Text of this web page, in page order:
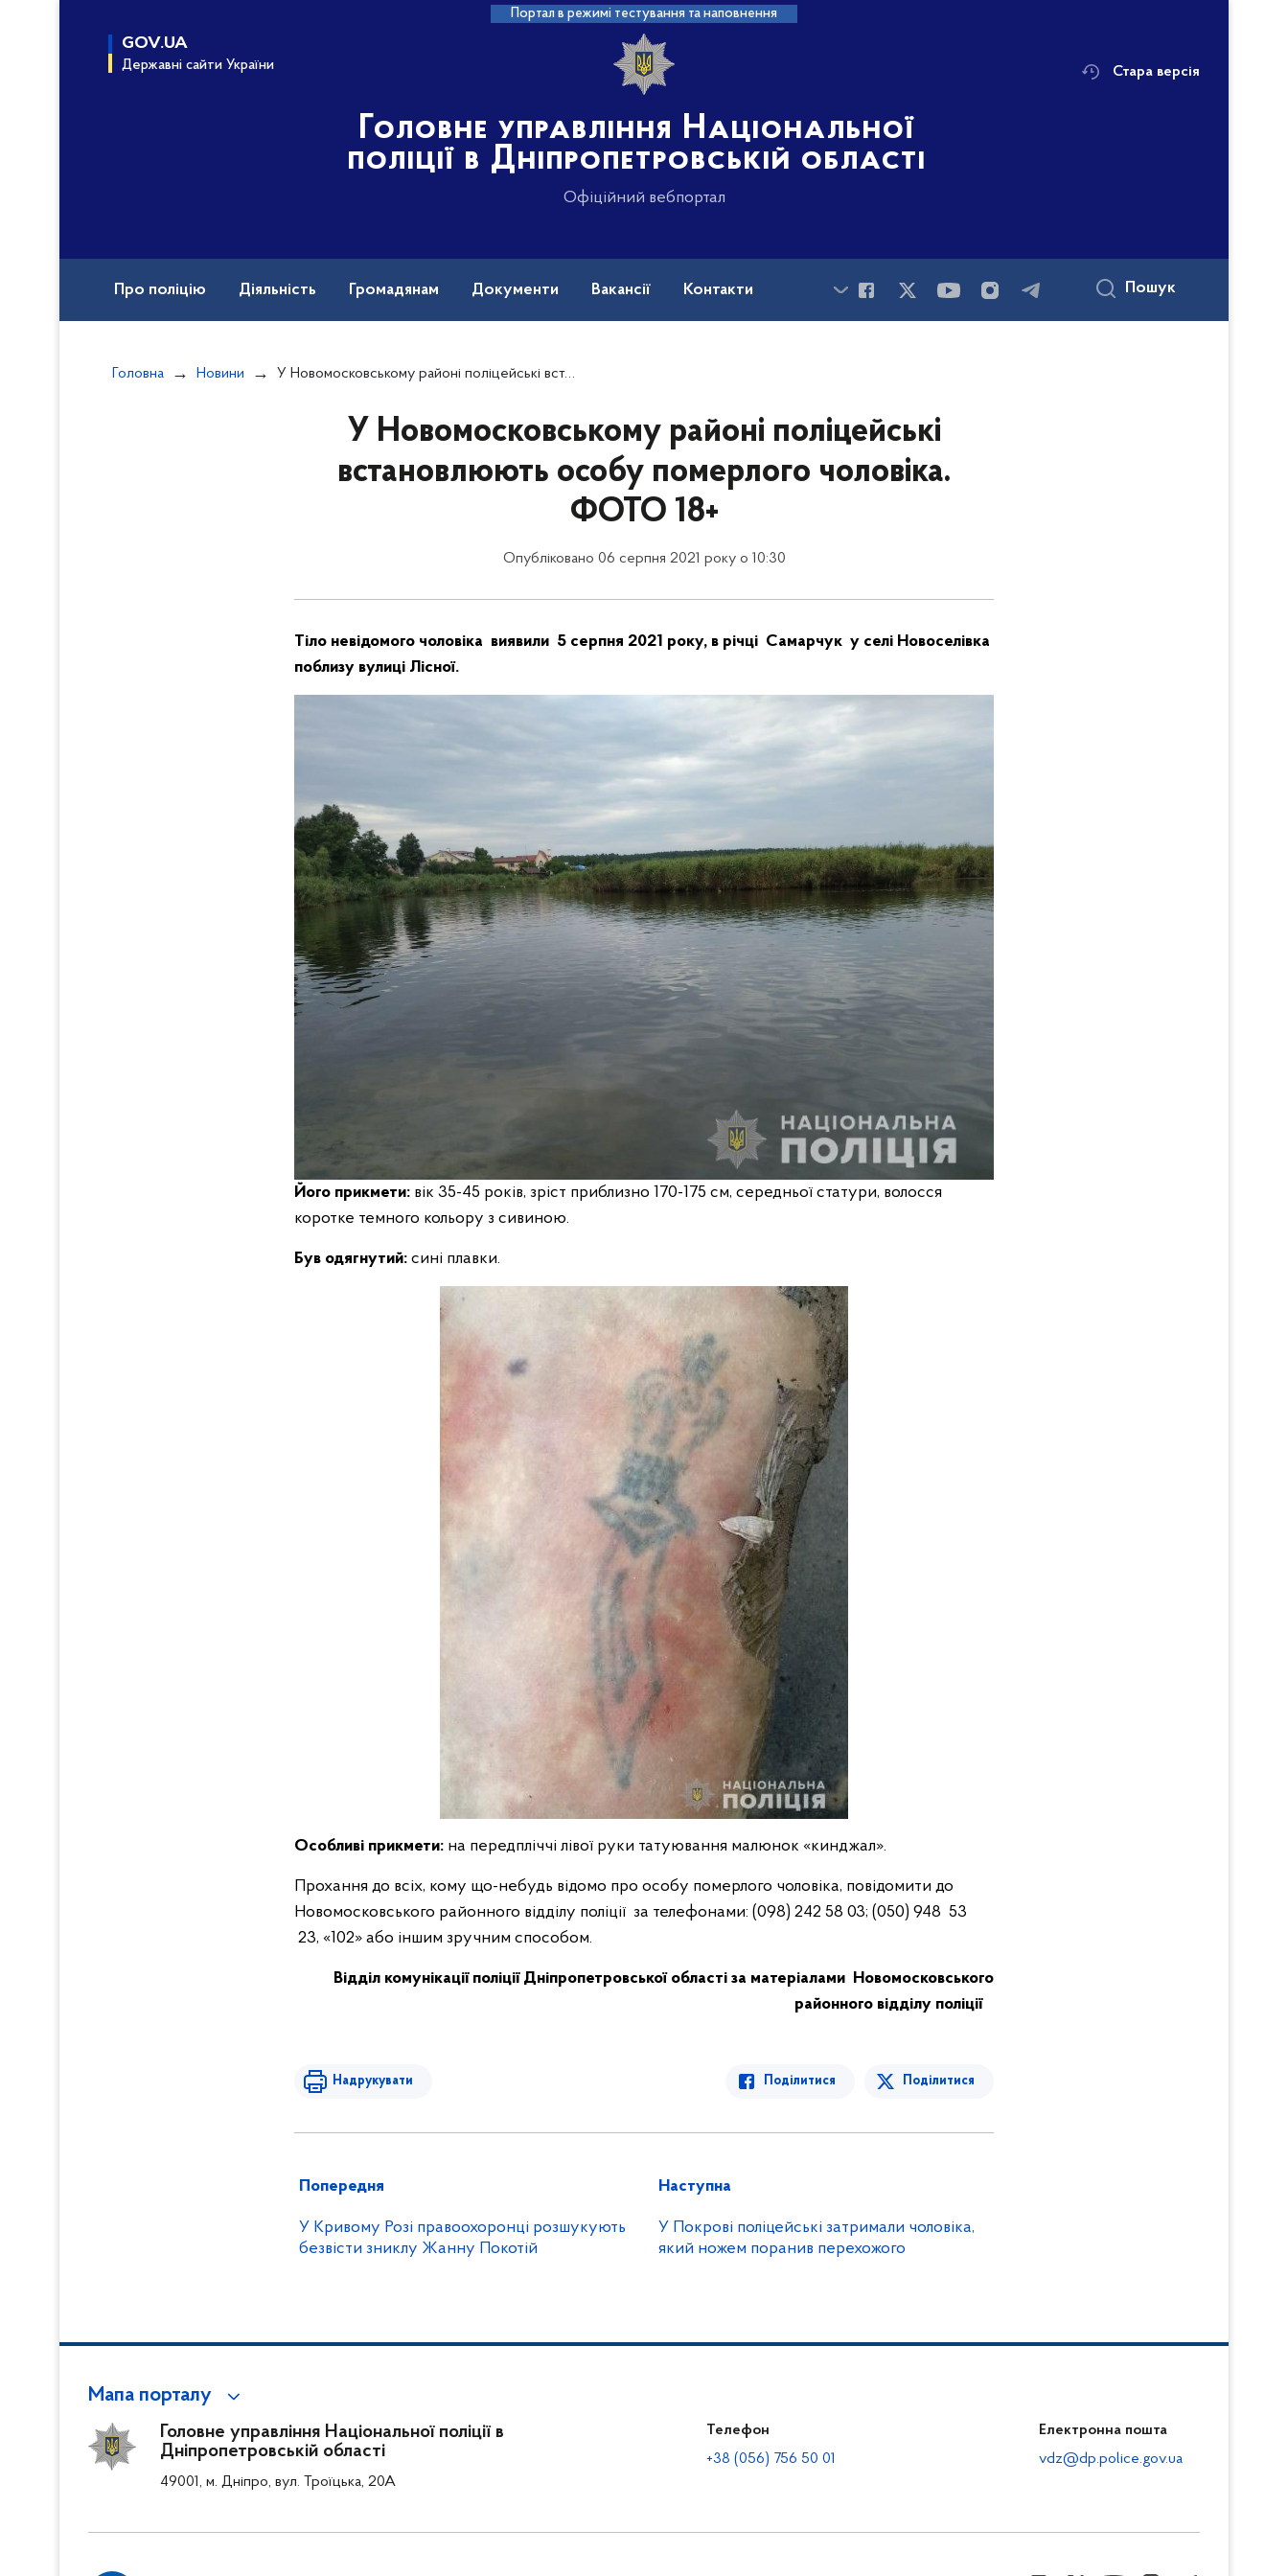
Портал в режимі тестування та наповнення
GOV.UA
Державні сайти України
Головне управління Національної
поліції в Дніпропетровській області
Офіційний вебпортал
Стара версія
Про поліцію Діяльність Громадянам Документи Вакансії Контакти Пошук
Головна Новини У Новомосковському районі поліцейські встановлюють особу померлого чоловіка. ФОТО 18+
У Новомосковському районі поліцейські
встановлюють особу померлого чоловіка.
ФОТО 18+
Опубліковано 06 серпня 2021 року о 10:30
Тіло невідомого чоловіка виявили 5 серпня 2021 року, в річці Самарчук у селі Новоселівка
поблизу вулиці Лісної.
Його прикмети: вік 35-45 років, зріст приблизно 170-175 см, середньої статури, волосся
коротке темного кольору з сивиною.
Був одягнутий: сині плавки.
Особливі прикмети: на передпліччі лівої руки татуювання малюнок «кинджал».
Прохання до всіх, кому що-небудь відомо про особу померлого чоловіка, повідомити до
Новомосковського районного відділу поліції за телефонами: (098) 242 58 03; (050) 948 53
23, «102» або іншим зручним способом.
Відділ комунікації поліції Дніпропетровської області за матеріалами Новомосковського
районного відділу поліції
Надрукувати Поділитися Поділитися
Попередня
У Кривому Розі правоохоронці розшукують
безвісти зниклу Жанну Покотій
Наступна
У Покрові поліцейські затримали чоловіка,
який ножем поранив перехожого
Мапа порталу
Головне управління Національної поліції в
Дніпропетровській області
49001, м. Дніпро, вул. Троїцька, 20А
Телефон
+38 (056) 756 50 01
Електронна пошта
vdz@dp.police.gov.ua